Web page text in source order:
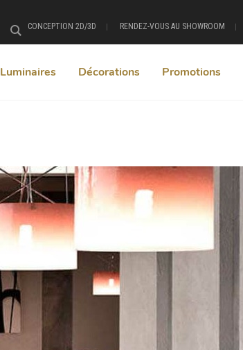
CONCEPTION 2D/3D RENDEZ-VOUS AU SHOWROOM
Luminaires Décorations Promotions
Rechercher